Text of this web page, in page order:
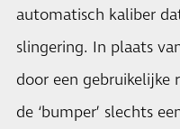
automatisch kaliber
slingering. In plaats
door een gebruikelijke
de ‘bumper’ slechts